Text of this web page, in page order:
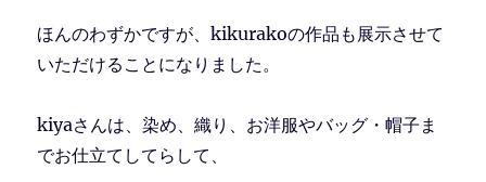
ほんのわずかですが、kikurakoの作品も展示させて
いただけることになりました。
kiyaさんは、染め、織り、お洋服やバッグ・帽子ま
でお仕立てしてらして、